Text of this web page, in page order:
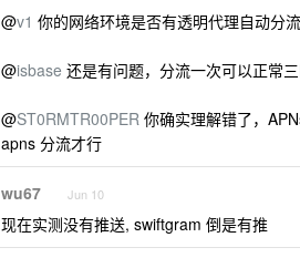
@v1 你的网络环境是否有透明代理自动分流
@isbase 还是有问题，分流一次可以正常
@ST0RMTR00PER 你确实理解错了，
apns 分流才行
wu67 Jun 10
现在实测没有推送, swiftgram 倒是有推